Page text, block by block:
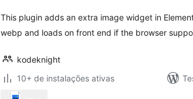
This plugin adds an extra image widget in
webp and loads on front end if the browser
kodeknight
10+ de instalações ativas